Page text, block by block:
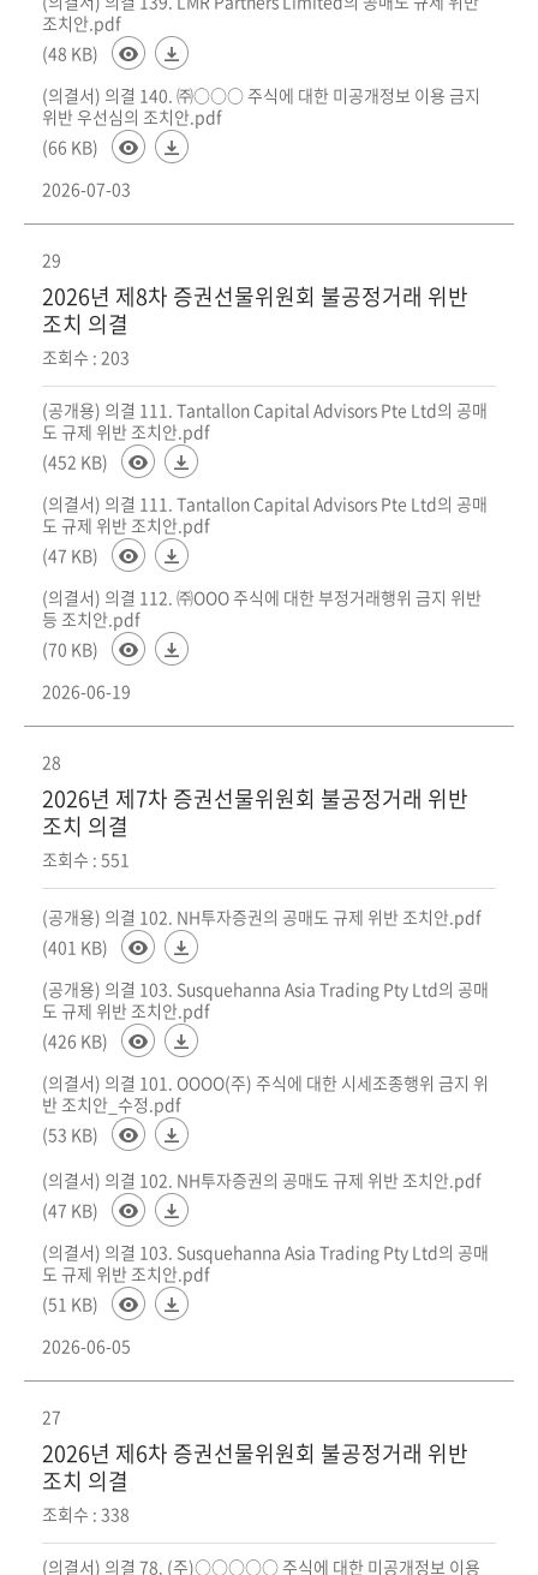
조치안.pdf
(48 KB)
(의결서) 의결 140. ㈜○○○ 주식에 대한 미공개정보 이용 금지
위반 우선심의 조치안.pdf
(66 KB)
2026-07-03
29
2026년 제8차 증권선물위원회 불공정거래 위반
조치 의결
조회수 : 203
(공개용) 의결 111. Tantallon Capital Advisors Pte Ltd의 공매
도 규제 위반 조치안.pdf
(452 KB)
(의결서) 의결 111. Tantallon Capital Advisors Pte Ltd의 공매
도 규제 위반 조치안.pdf
(47 KB)
(의결서) 의결 112. ㈜OOO 주식에 대한 부정거래행위 금지 위반
등 조치안.pdf
(70 KB)
2026-06-19
28
2026년 제7차 증권선물위원회 불공정거래 위반
조치 의결
조회수 : 551
(공개용) 의결 102. NH투자증권의 공매도 규제 위반 조치안.pdf
(401 KB)
(공개용) 의결 103. Susquehanna Asia Trading Pty Ltd의 공매
도 규제 위반 조치안.pdf
(426 KB)
(의결서) 의결 101. OOOO(주) 주식에 대한 시세조종행위 금지 위
반 조치안_수정.pdf
(53 KB)
(의결서) 의결 102. NH투자증권의 공매도 규제 위반 조치안.pdf
(47 KB)
(의결서) 의결 103. Susquehanna Asia Trading Pty Ltd의 공매
도 규제 위반 조치안.pdf
(51 KB)
2026-06-05
27
2026년 제6차 증권선물위원회 불공정거래 위반
조치 의결
조회수 : 338
(의결서) 의결 78. (주)○○○○○ 주식에 대한 미공개정보 이용